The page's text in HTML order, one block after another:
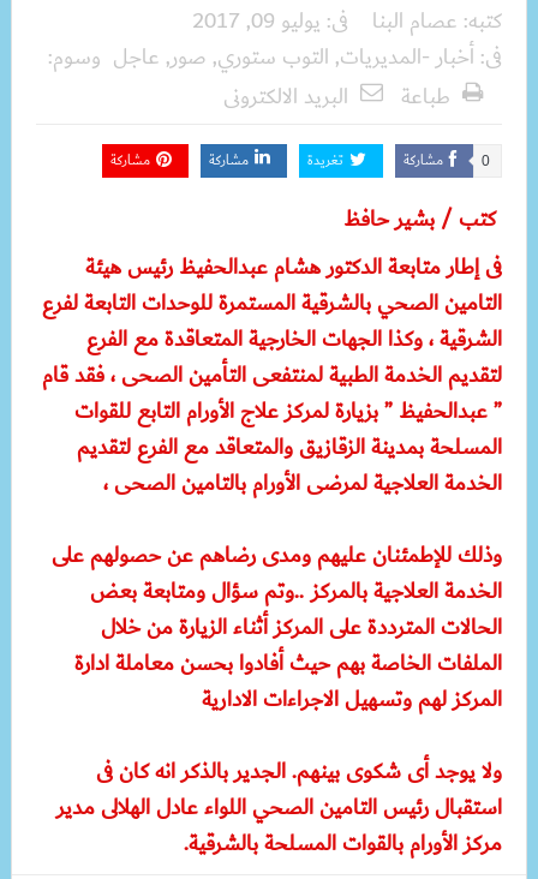
كتبه: عصام البنا فى: يوليو 09, 2017
فى:أخبار -المديريات, التوب ستوري, صور, عاجل وسوم:
طباعة
البريد الالكترونى
مشاركة 0 تغريدة مشاركة مشاركة
كتب / بشير حافظ
فى إطار متابعة الدكتور هشام عبدالحفيظ رئيس هيئة
التامين الصحي بالشرقية المستمرة للوحدات التابعة لفرع
الشرقية ، وكذا الجهات الخارجية المتعاقدة مع الفرع
لتقديم الخدمة الطبية لمنتفعى التأمين الصحى ، فقد قام
” عبدالحفيظ ” بزيارة لمركز علاج الأورام التابع للقوات
المسلحة بمدينة الزقازيق والمتعاقد مع الفرع لتقديم
الخدمة العلاجية لمرضى الأورام بالتامين الصحى ،
وذلك للإطمئنان عليهم ومدى رضاهم عن حصولهم على
الخدمة العلاجية بالمركز ..وتم سؤال ومتابعة بعض
الحالات المترددة على المركز أثناء الزيارة من خلال
الملفات الخاصة بهم حيث أفادوا بحسن معاملة ادارة
المركز لهم وتسهيل الاجراءات الادارية
ولا يوجد أى شكوى بينهم. الجدير بالذكر انه كان فى
استقبال رئيس التامين الصحي اللواء عادل الهلالى مدير
مركز الأورام بالقوات المسلحة بالشرقية.